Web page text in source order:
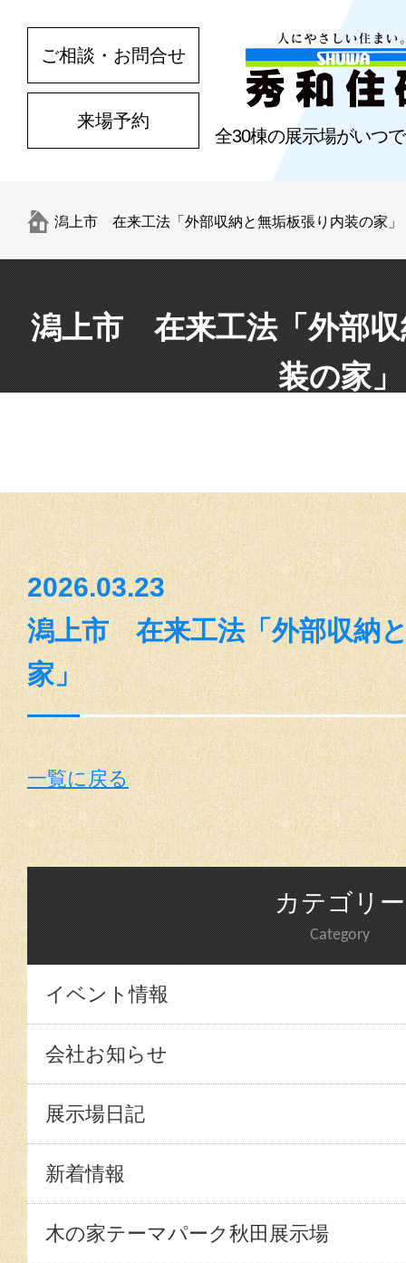
全30棟の展示場がいつ
ご相談・お問合せ
来場予約
潟上市 在来工法「外部収納と無垢板張り内装の家」
潟上市 在来工法「外部収
装の家」
2026.03.23
潟上市 在来工法「外部収納
家」
一覧に戻る
カテゴリー
Category
イベント情報
会社お知らせ
展示場日記
新着情報
木の家テーマパーク秋田展示場